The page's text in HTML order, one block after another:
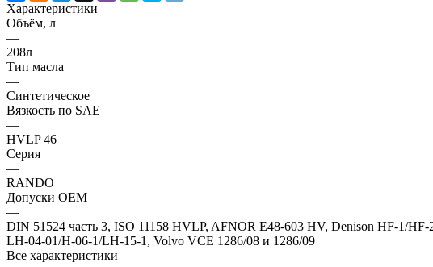
Характеристики
Объём, л
—
208л
Тип масла
—
Синтетическое
Вязкость по SAE
—
HVLP 46
Серия
—
RANDO
Допуски OEM
—
DIN 51524 часть 3, ISO 11158 HVLP, AFNOR E48-603 HV, Denison HF-1/
LH-04-01/H-06-1/LH-15-1, Volvo VCE 1286/08 и 1286/09
Все характеристики